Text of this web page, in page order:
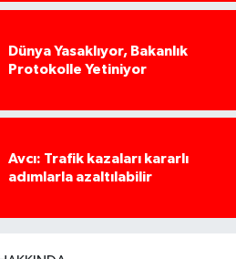
Dünya Yasaklıyor, Bakanlık
Protokolle Yetiniyor
Avcı: Trafik kazaları kararlı
adımlarla azaltılabilir